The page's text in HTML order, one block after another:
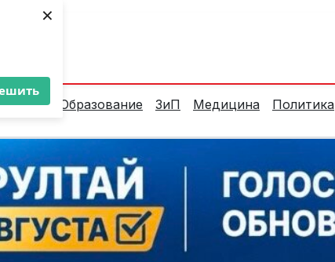
×
Образование ЗиП Медицина Политика